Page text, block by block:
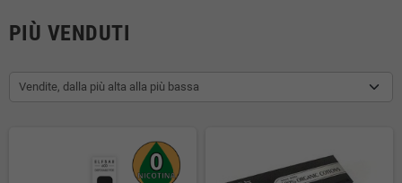
PIÙ VENDUTI
Vendite, dalla più alta alla più bassa